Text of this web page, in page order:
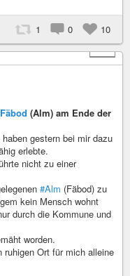
1 0
10
+ 5
(Alm) am Ende der
gestern bei mir dazu
erlebte.
nicht zu einer
#Alm (Fäbod) zu
kein Mensch wohnt
durch die Kommune und
worden.
Ort für mich alleine